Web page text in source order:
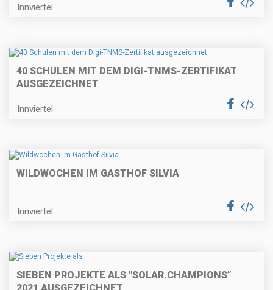
Innviertel
40 SCHULEN MIT DEM DIGI-TNMS-ZERTIFIKAT
AUSGEZEICHNET
Innviertel
WILDWOCHEN IM GASTHOF SILVIA
Innviertel
SIEBEN PROJEKTE ALS "SOLAR.CHAMPIONS”